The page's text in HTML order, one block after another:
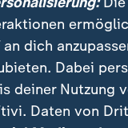
von
an dich
Dabei
deiner Nutzung
Daten von